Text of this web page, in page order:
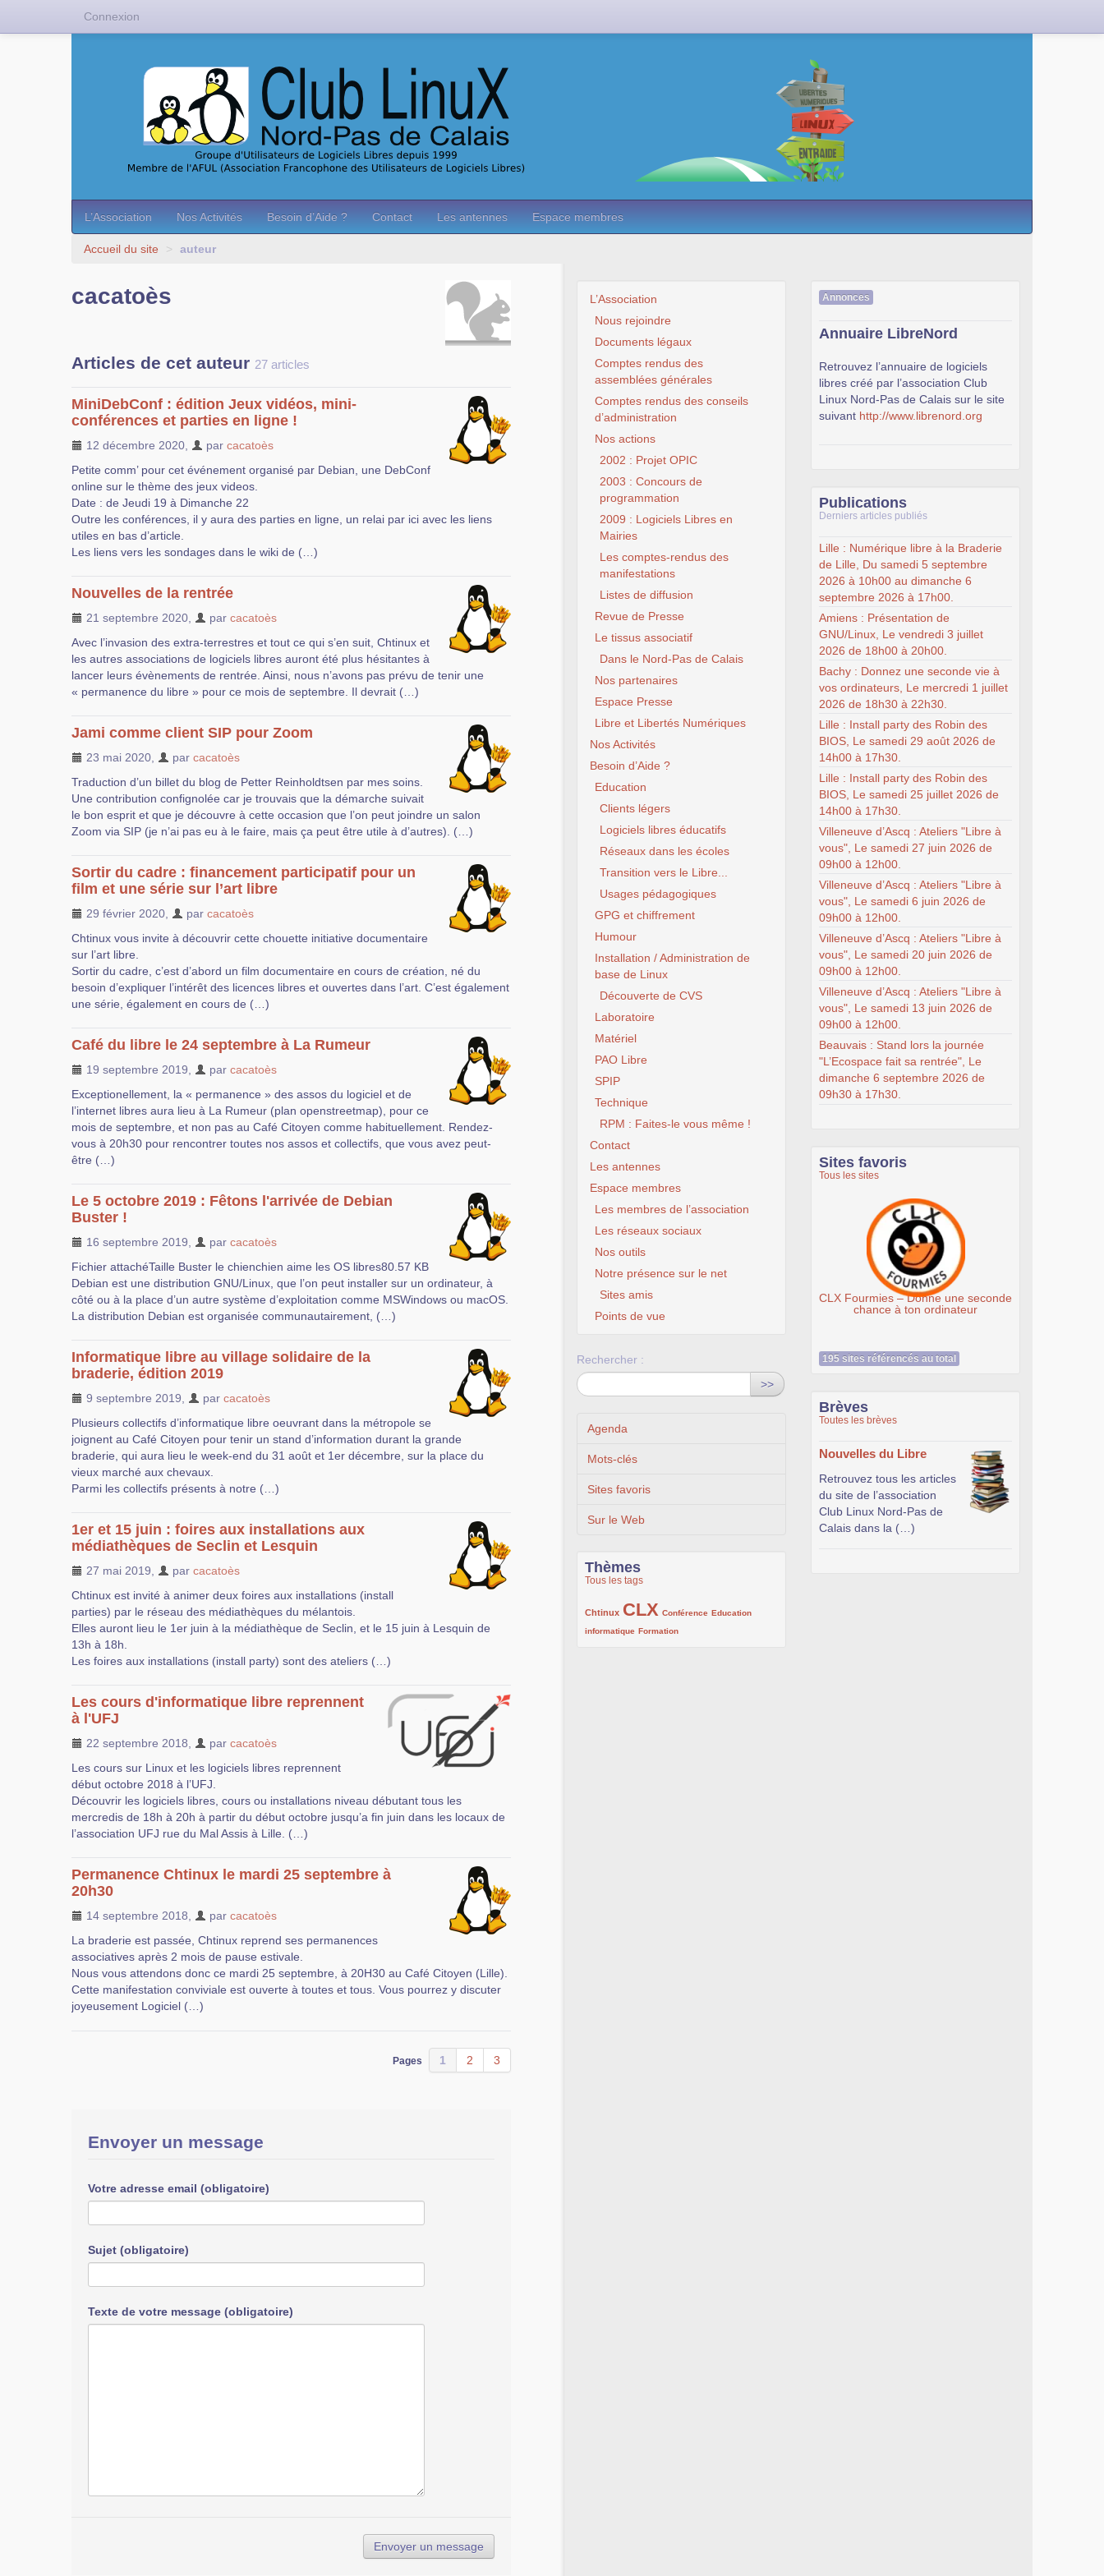
L’Association Nos Activités Besoin d’Aide ? Contact Les antennes Espace membres
Accueil du site > auteur
cacatoès
Articles de cet auteur 27 articles
MiniDebConf : édition Jeux vidéos, mini-
conférences et parties en ligne !
12 décembre 2020 par cacatoès
Petite comm’ pour cet événement organisé par Debian, une DebConf
online sur le thème des jeux videos.
Date : de Jeudi 19 à Dimanche 22
Outre les conférences, il y aura des parties en ligne, un relai par ici avec les liens
utiles en bas d’article.
Les liens vers les sondages dans le wiki de (…)
Nouvelles de la rentrée
21 septembre 2020 par cacatoès
Avec l’invasion des extra-terrestres et tout ce qui s’en suit, Chtinux et
les autres associations de logiciels libres auront été plus hésitantes à
lancer leurs évènements de rentrée. Ainsi, nous n’avons pas prévu de tenir une
« permanence du libre » pour ce mois de septembre. Il devrait (…)
Jami comme client SIP pour Zoom
23 mai 2020 par cacatoès
Traduction d’un billet du blog de Petter Reinholdtsen par mes soins.
Une contribution confignolée car je trouvais que la démarche suivait
le bon esprit et que je découvre à cette occasion que l’on peut joindre un salon
Zoom via SIP (je n’ai pas eu à le faire, mais ça peut être utile à d’autres). (…)
Sortir du cadre : financement participatif pour un
film et une série sur l’art libre
29 février 2020 par cacatoès
Chtinux vous invite à découvrir cette chouette initiative documentaire
sur l’art libre.
Sortir du cadre, c’est d’abord un film documentaire en cours de création, né du
besoin d’expliquer l’intérêt des licences libres et ouvertes dans l’art. C’est également
une série, également en cours de (…)
Café du libre le 24 septembre à La Rumeur
19 septembre 2019 par cacatoès
Exceptionellement, la « permanence » des assos du logiciel et de
l’internet libres aura lieu à La Rumeur (plan openstreetmap), pour ce
mois de septembre, et non pas au Café Citoyen comme habituellement. Rendez-
vous à 20h30 pour rencontrer toutes nos assos et collectifs, que vous avez peut-
être (…)
Le 5 octobre 2019 : Fêtons l'arrivée de Debian
Buster !
16 septembre 2019 par cacatoès
Fichier attachéTaille Buster le chienchien aime les OS libres80.57 KB
Debian est une distribution GNU/Linux, que l’on peut installer sur un ordinateur, à
côté ou à la place d’un autre système d’exploitation comme MSWindows ou macOS.
La distribution Debian est organisée communautairement, (…)
Informatique libre au village solidaire de la
braderie, édition 2019
9 septembre 2019 par cacatoès
Plusieurs collectifs d’informatique libre oeuvrant dans la métropole se
joignent au Café Citoyen pour tenir un stand d’information durant la grande
braderie, qui aura lieu le week-end du 31 août et 1er décembre, sur la place du
vieux marché aux chevaux.
Parmi les collectifs présents à notre (…)
1er et 15 juin : foires aux installations aux
médiathèques de Seclin et Lesquin
27 mai 2019 par cacatoès
Chtinux est invité à animer deux foires aux installations (install
parties) par le réseau des médiathèques du mélantois.
Elles auront lieu le 1er juin à la médiathèque de Seclin, et le 15 juin à Lesquin de
13h à 18h.
Les foires aux installations (install party) sont des ateliers (…)
Les cours d'informatique libre reprennent
à l'UFJ
22 septembre 2018 par cacatoès
Les cours sur Linux et les logiciels libres reprennent
début octobre 2018 à l’UFJ.
Découvrir les logiciels libres, cours ou installations niveau débutant tous les
mercredis de 18h à 20h à partir du début octobre jusqu’a fin juin dans les locaux de
l’association UFJ rue du Mal Assis à Lille. (…)
Permanence Chtinux le mardi 25 septembre à
20h30
14 septembre 2018 par cacatoès
La braderie est passée, Chtinux reprend ses permanences
associatives après 2 mois de pause estivale.
Nous vous attendons donc ce mardi 25 septembre, à 20H30 au Café Citoyen (Lille).
Cette manifestation conviviale est ouverte à toutes et tous. Vous pourrez y discuter
joyeusement Logiciel (…)
Pages 1 2 3
Envoyer un message
Votre adresse email (obligatoire)
Sujet (obligatoire)
Texte de votre message (obligatoire)
L’Association
Nous rejoindre
Documents légaux
Comptes rendus des
assemblées générales
Comptes rendus des conseils
d’administration
Nos actions
2002 : Projet OPIC
2003 : Concours de
programmation
2009 : Logiciels Libres en
Mairies
Les comptes-rendus des
manifestations
Listes de diffusion
Revue de Presse
Le tissus associatif
Dans le Nord-Pas de Calais
Nos partenaires
Espace Presse
Libre et Libertés Numériques
Nos Activités
Besoin d’Aide ?
Education
Clients légers
Logiciels libres éducatifs
Réseaux dans les écoles
Transition vers le Libre...
Usages pédagogiques
GPG et chiffrement
Humour
Installation / Administration de
base de Linux
Découverte de CVS
Laboratoire
Matériel
PAO Libre
SPIP
Technique
RPM : Faites-le vous même !
Contact
Les antennes
Espace membres
Les membres de l’association
Les réseaux sociaux
Nos outils
Notre présence sur le net
Sites amis
Points de vue
Rechercher :
>>
Agenda
Mots-clés
Sites favoris
Sur le Web
Thèmes
Tous les tags
Chtinux
222/1002CLX
1002/1002 Conférence
132/1002
Education
informatique
119/1002 Formation
168/1002
Annonces
Annuaire LibreNord
Retrouvez l’annuaire de logiciels
libres créé par l’association Club
Linux Nord-Pas de Calais sur le site
suivant http://www.librenord.org
Publications
Derniers articles publiés
Lille : Numérique libre à la Braderie
de Lille, Du samedi 5 septembre
2026 à 10h00 au dimanche 6
septembre 2026 à 17h00.
Amiens : Présentation de
GNU/Linux, Le vendredi 3 juillet
2026 de 18h00 à 20h00.
Bachy : Donnez une seconde vie à
vos ordinateurs, Le mercredi 1 juillet
2026 de 18h30 à 22h30.
Lille : Install party des Robin des
BIOS, Le samedi 29 août 2026 de
14h00 à 17h30.
Lille : Install party des Robin des
BIOS, Le samedi 25 juillet 2026 de
14h00 à 17h30.
Villeneuve d’Ascq : Ateliers "Libre à
vous", Le samedi 27 juin 2026 de
09h00 à 12h00.
Villeneuve d’Ascq : Ateliers "Libre à
vous", Le samedi 6 juin 2026 de
09h00 à 12h00.
Villeneuve d’Ascq : Ateliers "Libre à
vous", Le samedi 20 juin 2026 de
09h00 à 12h00.
Villeneuve d’Ascq : Ateliers "Libre à
vous", Le samedi 13 juin 2026 de
09h00 à 12h00.
Beauvais : Stand lors la journée
"L’Ecospace fait sa rentrée", Le
dimanche 6 septembre 2026 de
09h30 à 17h30.
Sites favoris
Tous les sites
CLX Fourmies – Donne une seconde
Association Éthiciel
195 sites référencés au total
Brèves
Toutes les brèves
Nouvelles du Libre
Retrouvez tous les articles
du site de l’association
Club Linux Nord-Pas de
Calais dans la (…)
Connexion